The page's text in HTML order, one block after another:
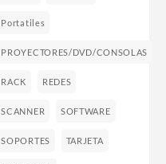
Portatiles
PROYECTORES/DVD/CONSOLAS
RACK REDES
SCANNER SOFTWARE
SOPORTES TARJETA